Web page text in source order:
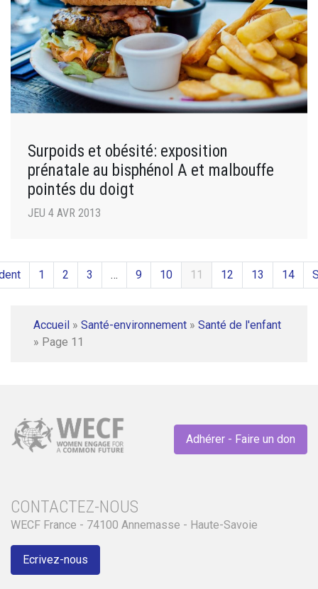
Surpoids et obésité: exposition
prénatale au bisphénol A et malbouffe
pointés du doigt
JEU 4 AVR 2013
1 2 3 … 9 10 11 12 13 14
Accueil » Santé-environnement » Santé de l'enfant
» Page 11
Adhérer - Faire un don
CONTACTEZ-NOUS
WECF France - 74100 Annemasse - Haute-Savoie
Ecrivez-nous